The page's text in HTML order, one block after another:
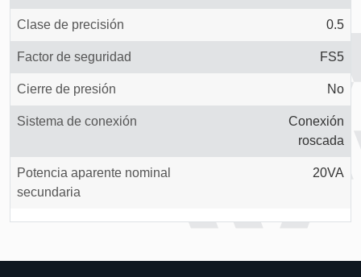
Clase de precisión 0.5
Factor de seguridad FS5
Cierre de presión No
Sistema de conexión
Conexión
roscada
Potencia aparente nominal
secundaria
20VA